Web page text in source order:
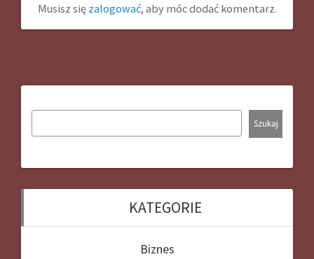
Musisz się zalogować, aby móc dodać komentarz.
Szukaj
KATEGORIE
Biznes